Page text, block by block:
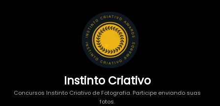
Instinto Criativo
Concursos Instinto Criativo de Fotografia. Participe enviando suas
fotos.